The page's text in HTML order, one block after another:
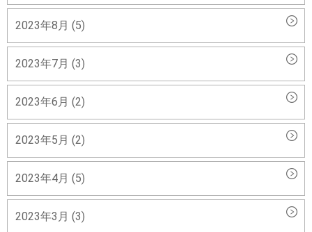
2023年8月 (5)
2023年7月 (3)
2023年6月 (2)
2023年5月 (2)
2023年4月 (5)
2023年3月 (3)